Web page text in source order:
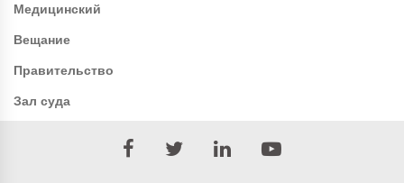
Медицинский
Вещание
Правительство
Зал суда